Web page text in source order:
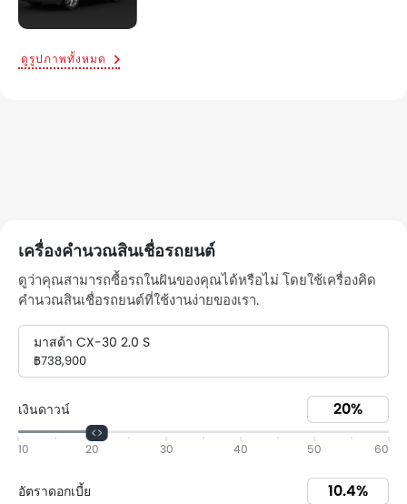
ดูรูปภาพทั้งหมด
เครื่องคำนวณสินเชื่อรถยนต์
ดูว่าคุณสามารถซื้อรถในฝันของคุณได้หรือไม่ โดยใช้เครื่องคิด
คำนวณสินเชื่อรถยนต์ที่ใช้งานง่ายของเรา.
มาสด้า CX-30 2.0 S
฿738,900
เงินดาวน์
10 20 30 40 50 60
อัตราดอกเบี้ย